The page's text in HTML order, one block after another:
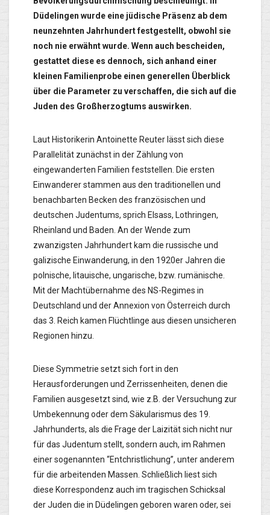
Düdelingen wurde eine jüdische Präsenz ab dem
neunzehnten Jahrhundert festgestellt, obwohl sie
noch nie erwähnt wurde. Wenn auch bescheiden,
gestattet diese es dennoch, sich anhand einer
kleinen Familienprobe einen generellen Überblick
über die Parameter zu verschaffen, die sich auf die
Juden des Großherzogtums auswirken.
Laut Historikerin Antoinette Reuter lässt sich diese
Parallelität zunächst in der Zählung von
eingewanderten Familien feststellen. Die ersten
Einwanderer stammen aus den traditionellen und
benachbarten Becken des französischen und
deutschen Judentums, sprich Elsass, Lothringen,
Rheinland und Baden. An der Wende zum
zwanzigsten Jahrhundert kam die russische und
galizische Einwanderung, in den 1920er Jahren die
polnische, litauische, ungarische, bzw. rumänische.
Mit der Machtübernahme des NS-Regimes in
Deutschland und der Annexion von Österreich durch
das 3. Reich kamen Flüchtlinge aus diesen unsicheren
Regionen hinzu.
Diese Symmetrie setzt sich fort in den
Herausforderungen und Zerrissenheiten, denen die
Familien ausgesetzt sind, wie z.B. der Versuchung zur
Umbekennung oder dem Säkularismus des 19.
Jahrhunderts, als die Frage der Laizität sich nicht nur
für das Judentum stellt, sondern auch, im Rahmen
einer sogenannten “Entchristlichung”, unter anderem
für die arbeitenden Massen. Schließlich liest sich
diese Korrespondenz auch im tragischen Schicksal
der Juden die in Düdelingen geboren waren oder, sei